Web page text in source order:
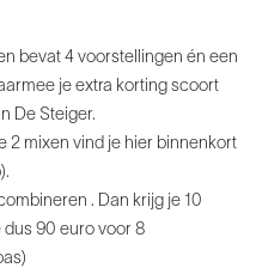
bevat 4 voorstellingen én een
je extra korting scoort
De Steiger.
2 mixen vind je hier binnenkort
. Dan krijg je 10
dus 90 euro voor 8